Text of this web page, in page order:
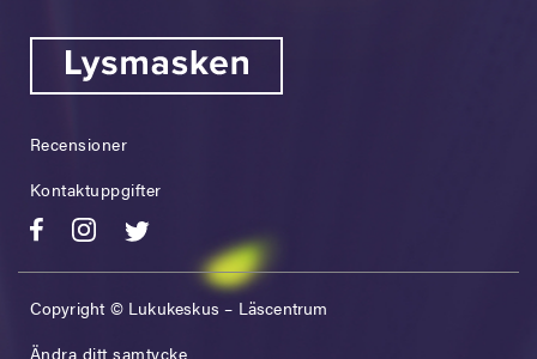
Recensioner
Kontaktuppgifter
Copyright © Lukukeskus – Läscentrum
Ändra ditt samtycke